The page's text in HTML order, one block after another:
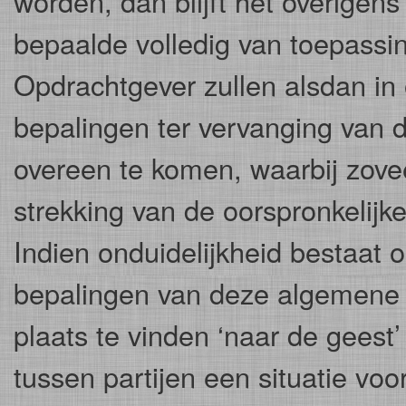
bepaalde volledig van
Opdrachtgever zullen alsdan
bepalingen ter vervanging van
overeen te komen, waarbij
strekking van de
Indien onduidelijkheid bestaat
bepalingen van deze
plaats te vinden ‘naar de
tussen partijen een situatie